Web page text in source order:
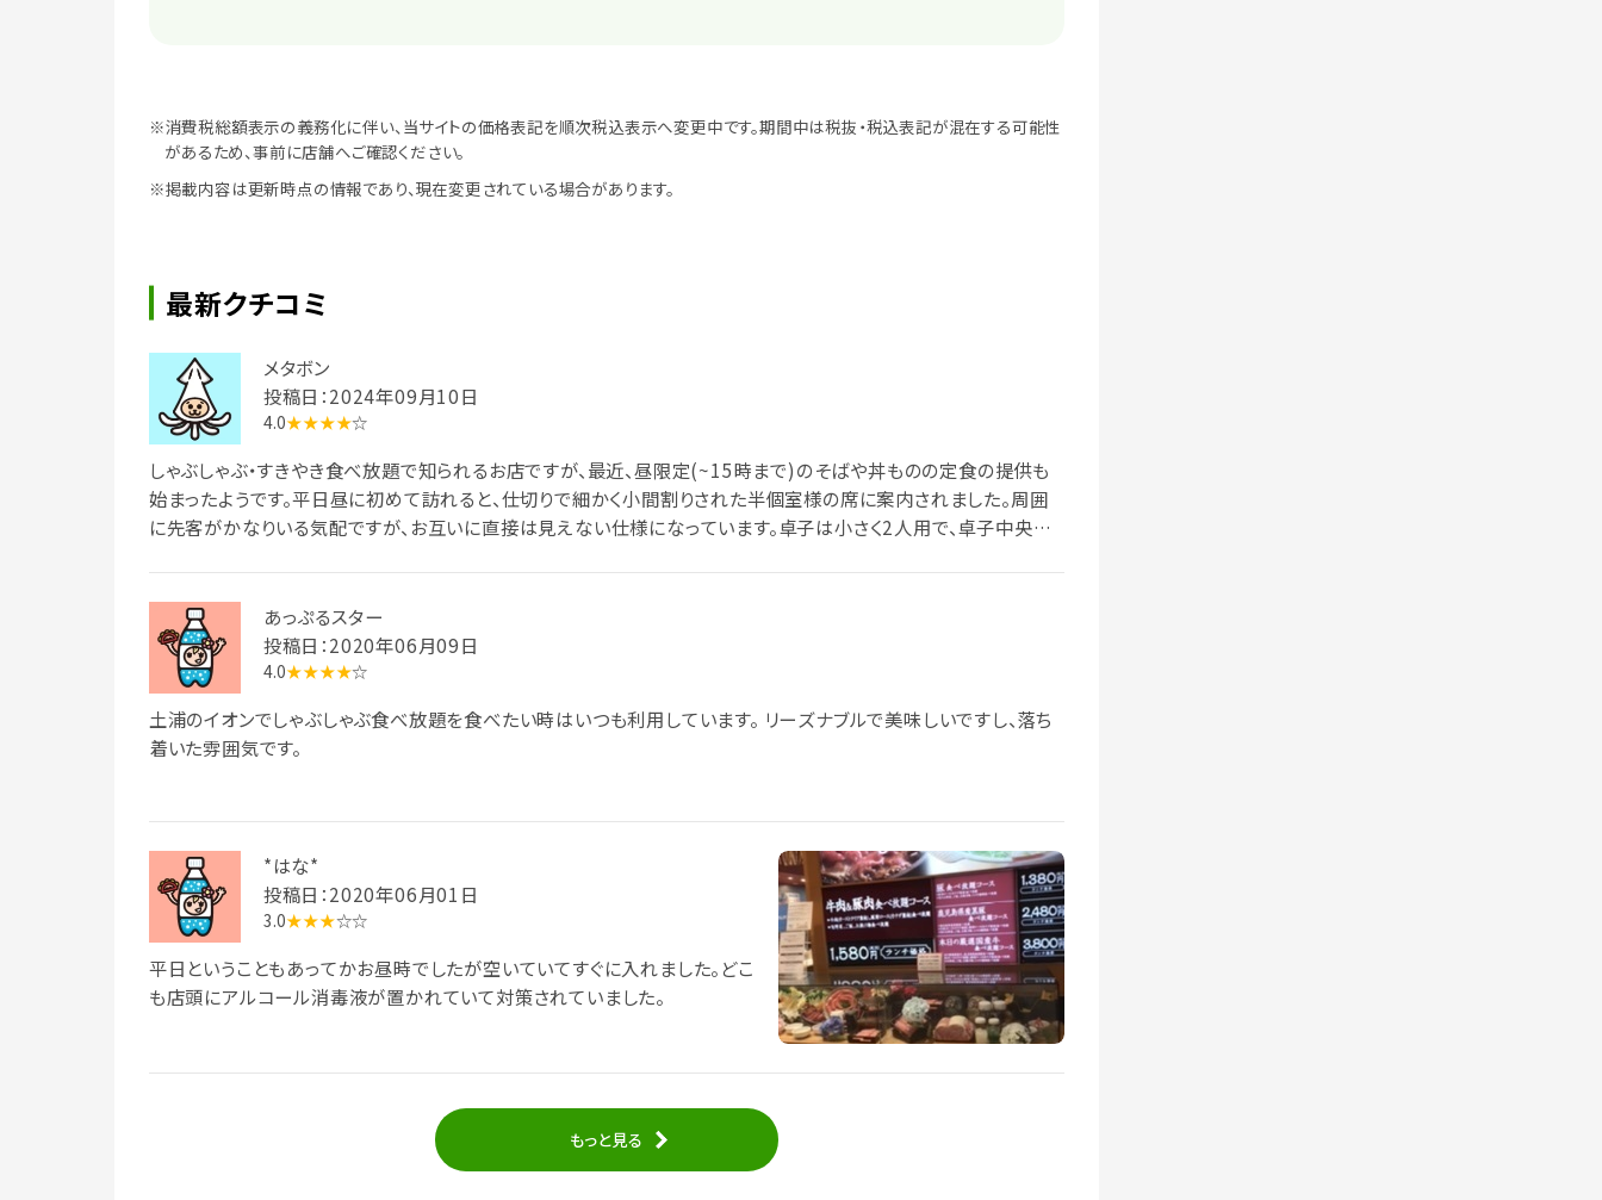
※消費税総額表示の義務化に伴い、当サイトの価格表記を順次税込表示へ変更中です。期間中は税抜・税込表記が混在する可能性
があるため、事前に店舗へご確認ください。
※掲載内容は更新時点の情報であり、現在変更されている場合があります。
最新クチコミ
メタボン
投稿日：2024年09月10日
4.0★★★★☆
しゃぶしゃぶ・すきやき食べ放題で知られるお店ですが、最近、昼限定(~15時まで)のそばや丼ものの定食の提供も
始まったようです。平日昼に初めて訪れると、仕切りで細かく小間割りされた半個室様の席に案内されました。周囲
に先客がかなりいる気配ですが、お互いに直接は見えない仕様になっています。卓子は小さく2人用で、卓子中央に
下ろしたものがたっぷり。良く冷えたつけ汁に刻みネギを散らし、とろろを少々流し込んでから、おろしワサビを塗り
付けたそばを浸して啜ると、涼やかな口当たりでなかなか美味しい。あっという間に完食でした(残念ながら蕎麦湯
は無し)。
あっぷるスター
投稿日：2020年06月09日
4.0★★★★☆
土浦のイオンでしゃぶしゃぶ食べ放題を食べたい時はいつも利用しています。 リーズナブルで美味しいですし、落ち
着いた雰囲気です。
*はな*
投稿日：2020年06月01日
3.0★★★☆☆
平日ということもあってかお昼時でしたが空いていてすぐに入れました。どこ
も店頭にアルコール消毒液が置かれていて対策されていました。
もっと見る